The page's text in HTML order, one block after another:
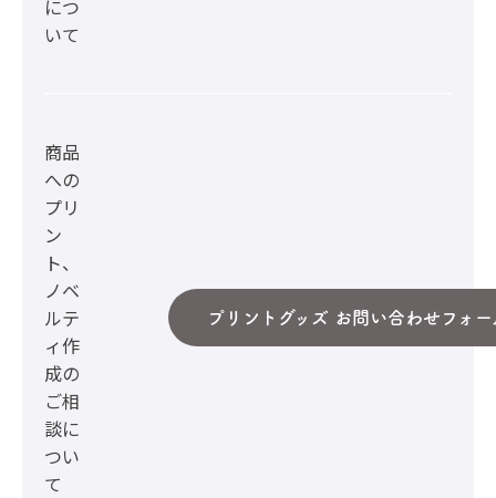
につ
いて
商品
への
プリ
ン
ト、
ノベ
ルテ
ィ作
成の
ご相
談に
つい
て
プリントグッズ お問い合わせフォー